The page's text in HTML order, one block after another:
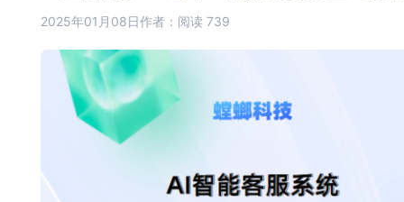
2025年01月08日作者： 阅读 739